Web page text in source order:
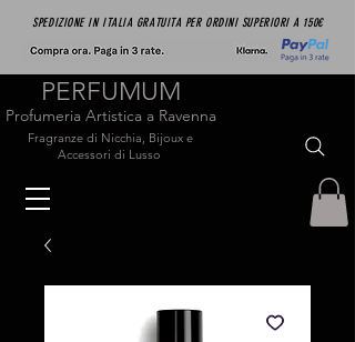
PERFUMUM
Profumeria Artistica a Ravenna
Fragranze di Nicchia, Bijoux e
Accessori di Lusso
SPEDIZIONE IN ITALIA GRATUITA PER ORDINI SUPERIORI A 150€